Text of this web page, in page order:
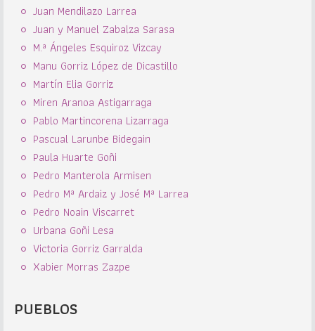
Juan Mendilazo Larrea
Juan y Manuel Zabalza Sarasa
M.ª Ángeles Esquiroz Vizcay
Manu Gorriz López de Dicastillo
Martín Elia Gorriz
Miren Aranoa Astigarraga
Pablo Martincorena Lizarraga
Pascual Larunbe Bidegain
Paula Huarte Goñi
Pedro Manterola Armisen
Pedro Mª Ardaiz y José Mª Larrea
Pedro Noain Viscarret
Urbana Goñi Lesa
Victoria Gorriz Garralda
Xabier Morras Zazpe
PUEBLOS